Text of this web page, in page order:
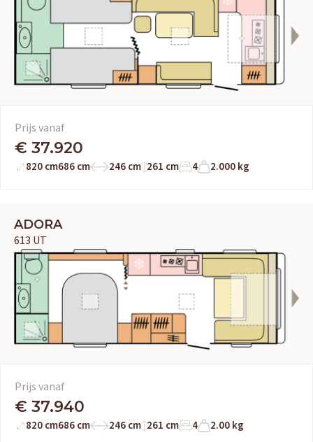
Prijs vanaf
€ 37.920
820 cm686 cm 246 cm 261 cm 4 2.000 kg
ADORA
613 UT
Prijs vanaf
€ 37.940
820 cm686 cm 246 cm 261 cm 4 2.00 kg